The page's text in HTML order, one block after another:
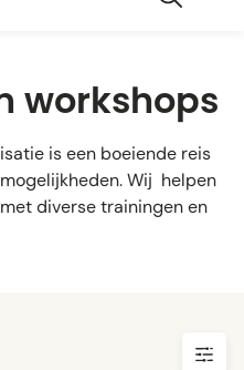
workshops
is een boeiende reis
Wij helpen
diverse trainingen en